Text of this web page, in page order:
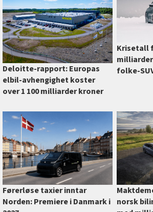
Deloitte-rapport: Europas
elbil-avhengighet koster
over 1 100 milliarder kroner
Krisetall
folke-
Førerløse taxier inntar
Norden: Premiere i Danmark i norsk